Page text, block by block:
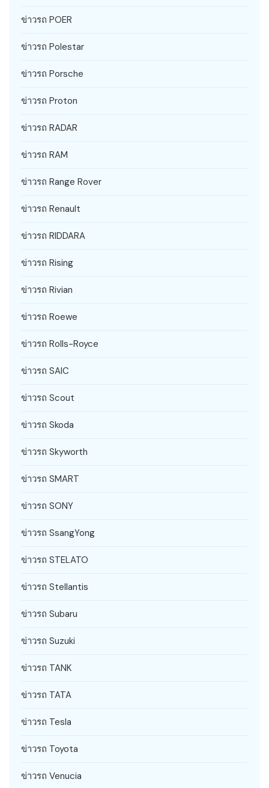
ข่าวรถ POER
ข่าวรถ Polestar
ข่าวรถ Porsche
ข่าวรถ Proton
ข่าวรถ RADAR
ข่าวรถ RAM
ข่าวรถ Range Rover
ข่าวรถ Renault
ข่าวรถ RIDDARA
ข่าวรถ Rising
ข่าวรถ Rivian
ข่าวรถ Roewe
ข่าวรถ Rolls-Royce
ข่าวรถ SAIC
ข่าวรถ Scout
ข่าวรถ Skoda
ข่าวรถ Skyworth
ข่าวรถ SMART
ข่าวรถ SONY
ข่าวรถ SsangYong
ข่าวรถ STELATO
ข่าวรถ Stellantis
ข่าวรถ Subaru
ข่าวรถ Suzuki
ข่าวรถ TANK
ข่าวรถ TATA
ข่าวรถ Tesla
ข่าวรถ Toyota
ข่าวรถ Venucia